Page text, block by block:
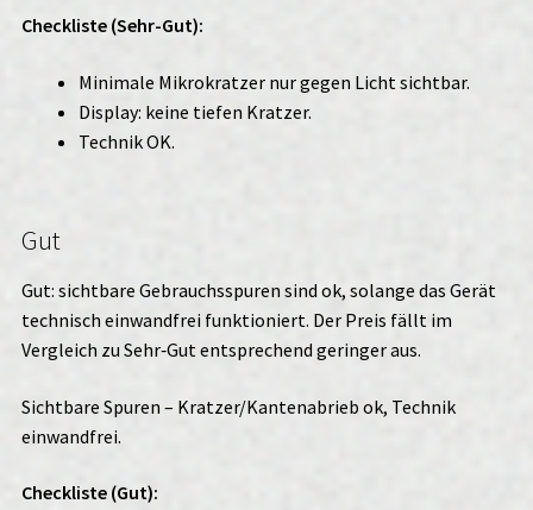
Checkliste (Sehr-Gut):
Minimale Mikrokratzer nur gegen Licht sichtbar.
Display: keine tiefen Kratzer.
Technik OK.
Gut
Gut: sichtbare Gebrauchsspuren sind ok, solange das Gerät
technisch einwandfrei funktioniert. Der Preis fällt im
Vergleich zu Sehr‑Gut entsprechend geringer aus.
Sichtbare Spuren – Kratzer/Kantenabrieb ok, Technik
einwandfrei.
Checkliste (Gut):